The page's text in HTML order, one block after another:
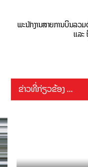
ພະນັກງານສາຍການບິນລວ
ແລະ
ຂ່າວທີ່ກ່ຽວຂ້ອງ ...